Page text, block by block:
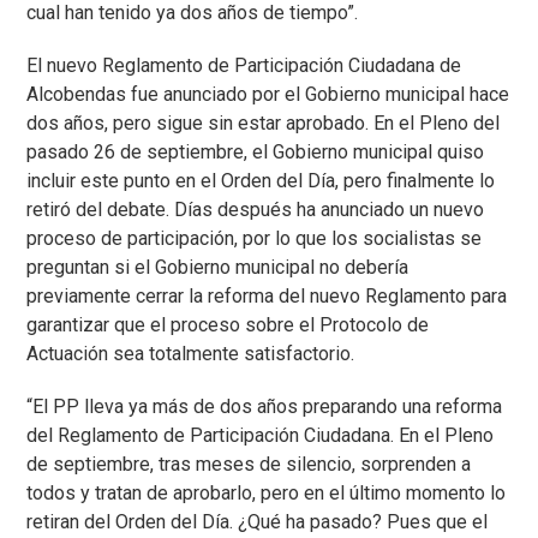
cual han tenido ya dos años de tiempo”.
El nuevo Reglamento de Participación Ciudadana de
Alcobendas fue anunciado por el Gobierno municipal hace
dos años, pero sigue sin estar aprobado. En el Pleno del
pasado 26 de septiembre, el Gobierno municipal quiso
incluir este punto en el Orden del Día, pero finalmente lo
retiró del debate. Días después ha anunciado un nuevo
proceso de participación, por lo que los socialistas se
preguntan si el Gobierno municipal no debería
previamente cerrar la reforma del nuevo Reglamento para
garantizar que el proceso sobre el Protocolo de
Actuación sea totalmente satisfactorio.
“El PP lleva ya más de dos años preparando una reforma
del Reglamento de Participación Ciudadana. En el Pleno
de septiembre, tras meses de silencio, sorprenden a
todos y tratan de aprobarlo, pero en el último momento lo
retiran del Orden del Día. ¿Qué ha pasado? Pues que el